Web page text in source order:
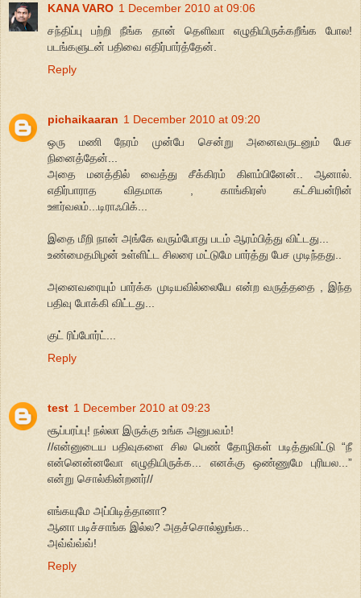
KANA VARO 1 December 2010 at 09:06
சந்திப்பு பற்றி நீங்க தான் தெளிவா எழுதியிருக்கறீங்க போல!
படங்களுடன் பதிவை எதிர்பார்த்தேன்.
Reply
pichaikaaran 1 December 2010 at 09:20
ஒரு மணி நேரம் முன்பே சென்று அனைவருடனும் பேச
நினைத்தேன்...
அதை மனத்தில் வைத்து சீக்கிரம் கிளம்பினேன்.. ஆனால்.
எதிர்பாராத விதமாக , காங்கிரஸ் கட்சியன்ரின்
ஊர்வலம்...டிராஃபிக்...
இதை மீறி நான் அங்கே வரும்போது படம் ஆரம்பித்து விட்டது...
உண்மைதமிழன் உள்ளிட்ட சிலரை மட்டுமே பார்த்து பேச முடிந்தது..
அனைவரையும் பார்க்க முடியவில்லையே என்ற வருத்ததை , இந்த
பதிவு போக்கி விட்டது...
குட் ரிப்போர்ட்...
Reply
test 1 December 2010 at 09:23
சூப்பரப்பு! நல்லா இருக்கு உங்க அனுபவம்!
//என்னுடைய பதிவுகளை சில பெண் தோழிகள் படித்துவிட்டு “நீ
என்னென்னவோ எழுதியிருக்க... எனக்கு ஒண்ணுமே புரியல...”
என்று சொல்கின்றனர்//
எங்கயுமே அப்பிடித்தானா?
ஆனா படிச்சாங்க இல்ல? அதச்சொல்லுங்க..
அவ்வ்வ்வ்!
Reply